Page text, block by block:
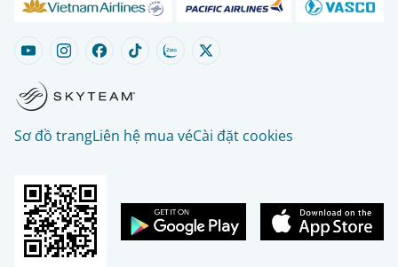
Sơ đồ trangLiên hệ mua véCài đặt cookies